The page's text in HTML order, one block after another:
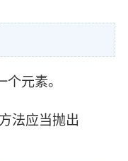
元素。
法应当抛出